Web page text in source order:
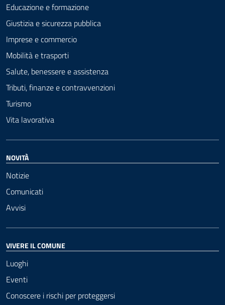
Educazione e formazione
Giustizia e sicurezza pubblica
Imprese e commercio
Mobilità e trasporti
Salute, benessere e assistenza
Tributi, finanze e contravvenzioni
Turismo
Vita lavorativa
NOVITÀ
Notizie
Comunicati
Avvisi
VIVERE IL COMUNE
Luoghi
Eventi
Conoscere i rischi per proteggersi